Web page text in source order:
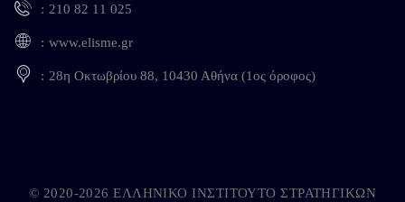
210 82 11 025
www.elisme.gr
28η Οκτωβρίου 88, 10430 Αθήνα (1ος όροφος)
© 2020-2026 ΕΛΛΗΝΙΚΟ ΙΝΣΤΙΤΟΥΤΟ ΣΤΡΑΤΗΓΙΚΩΝ